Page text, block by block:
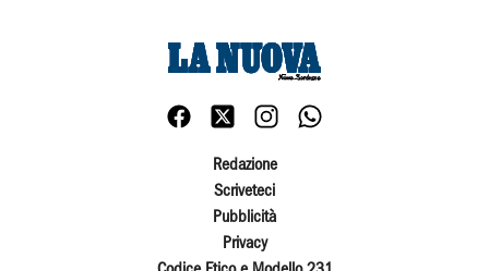
Redazione
Scriveteci
Pubblicità
Privacy